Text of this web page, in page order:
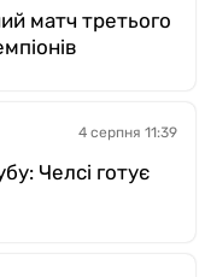
матч третього
4 серпня 11:39
Челсі готує